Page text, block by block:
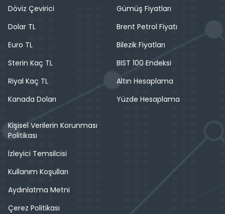
Döviz Çevirici
Dolar TL
Euro TL
Sterin Kaç TL
Riyal Kaç TL
Kanada Doları
Gümüş Fiyatları
Brent Petrol Fiyatı
Bilezik Fiyatları
BIST 100 Endeksi
Altın Hesaplama
Yüzde Hesaplama
Kişisel Verilerin Korunması
Politikası
İzleyici Temsilcisi
Kullanım Koşulları
Aydınlatma Metni
Çerez Politikası